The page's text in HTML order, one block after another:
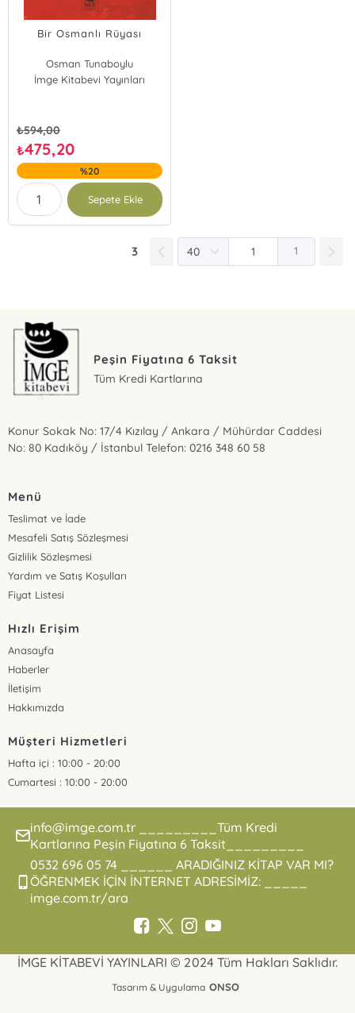
Bir Osmanlı Rüyası
Osman Tunaboylu
İmge Kitabevi Yayınları
₺594,00
₺475,20
%20
Sepete Ekle
3 1
Peşin Fiyatına 6 Taksit
Tüm Kredi Kartlarına
Konur Sokak No: 17/4 Kızılay / Ankara / Mühürdar Caddesi
No: 80 Kadıköy / İstanbul Telefon: 0216 348 60 58
Menü
Teslimat ve İade
Mesafeli Satış Sözleşmesi
Gizlilik Sözleşmesi
Yardım ve Satış Koşulları
Fiyat Listesi
Hızlı Erişim
Anasayfa
Haberler
İletişim
Hakkımızda
Müşteri Hizmetleri
Hafta içi : 10:00 - 20:00
Cumartesi : 10:00 - 20:00
info@imge.com.tr _________Tüm Kredi
Kartlarına Peşin Fiyatına 6 Taksit_________
0532 696 05 74 ______ ARADIĞINIZ KİTAP VAR MI?
ÖĞRENMEK İÇİN İNTERNET ADRESİMİZ: _____
imge.com.tr/ara
İMGE KİTABEVİ YAYINLARI © 2024 Tüm Hakları Saklıdır.
Tasarım & Uygulama ONSO